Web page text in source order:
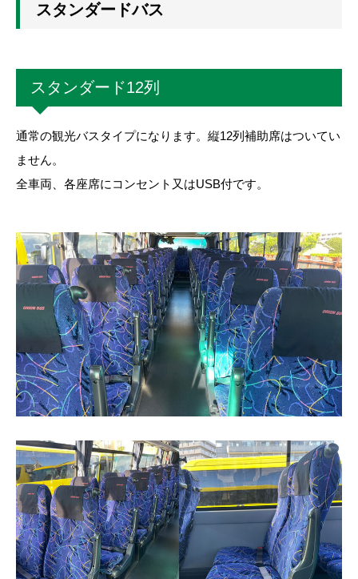
スタンダードバス
スタンダード12列
通常の観光バスタイプになります。縦12列補助席はついてい
ません。
全車両、各座席にコンセント又はUSB付です。